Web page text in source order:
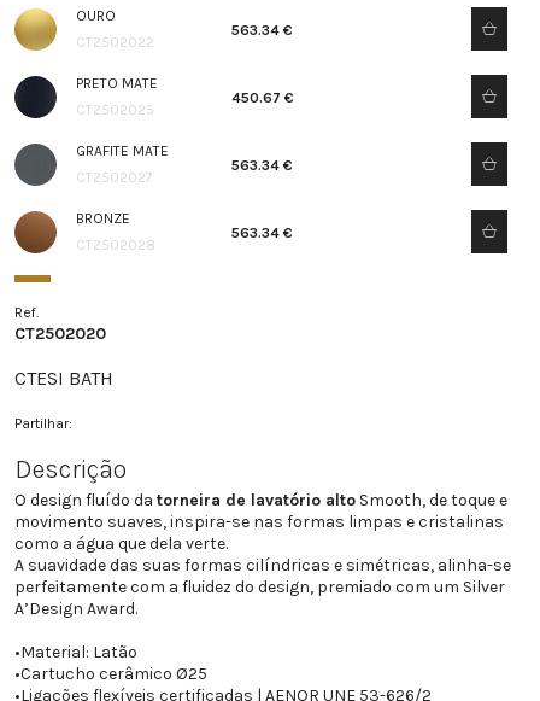
OURO
CT2502022
563.34 €
PRETO MATE
CT2502025
450.67 €
GRAFITE MATE
CT2502027
563.34 €
BRONZE
CT2502028
563.34 €
Ref.
CT2502020
CTESI BATH
Partilhar:
Descrição
O design fluído da torneira de lavatório alto Smooth, de toque e
movimento suaves, inspira-se nas formas limpas e cristalinas
como a água que dela verte.
A suavidade das suas formas cilíndricas e simétricas, alinha-se
perfeitamente com a fluidez do design, premiado com um Silver
A’Design Award.
•Material: Latão
•Cartucho cerâmico Ø25
•Ligações flexíveis certificadas | AENOR UNE 53-626/2